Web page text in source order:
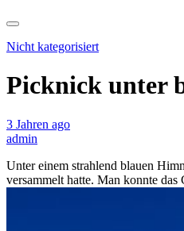
Nicht kategorisiert
Picknick unter
3 Jahren ago
admin
Unter einem strahlend blauen
versammelt hatte. Man konnte